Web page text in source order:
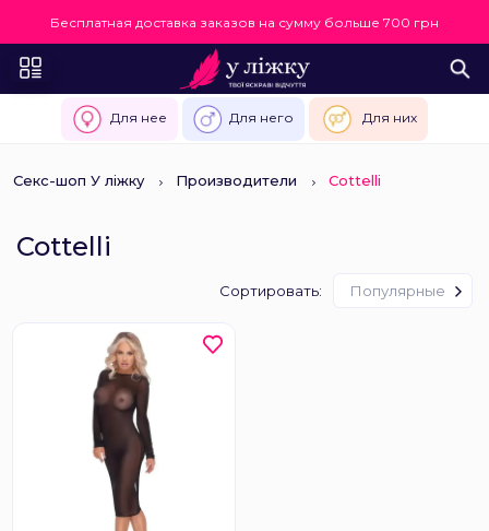
Бесплатная доставка заказов на сумму больше 700 грн
Для нее Для него Для них
Секс-шоп У ліжку Производители Cottelli
Cottelli
Сортировать: Популярные